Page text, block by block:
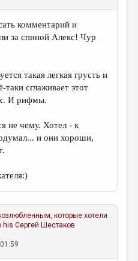
комментарий и
за спиной Алекс! Чур
такая легкая грусть и
сглаживает этот
И рифмы.
не чему. Хотел - к
и они хороши,
которые хотели
hisСергей Шестаков